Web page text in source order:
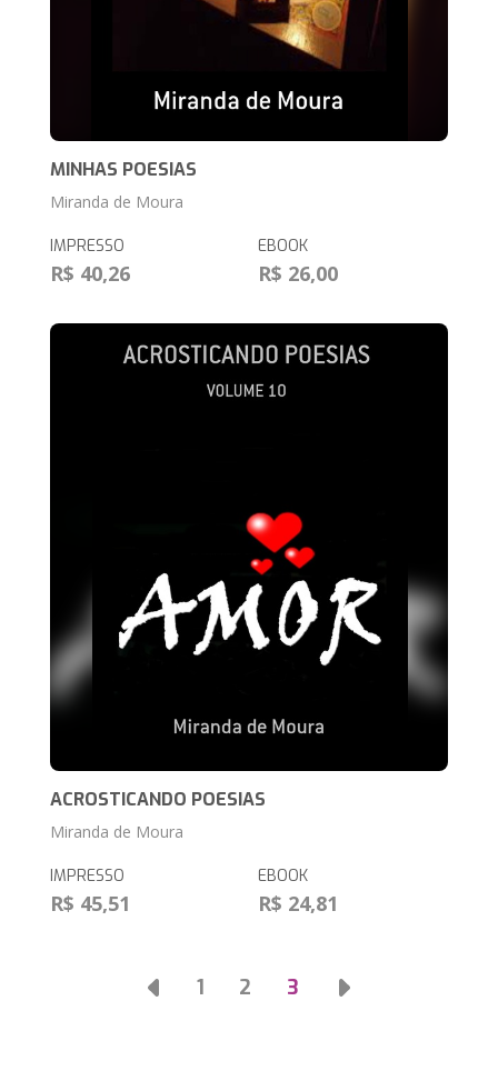
MINHAS POESIAS
Miranda de Moura
IMPRESSO
R$ 40,26
EBOOK
R$ 26,00
ACROSTICANDO POESIAS
Miranda de Moura
IMPRESSO
R$ 45,51
EBOOK
R$ 24,81
1 2 3